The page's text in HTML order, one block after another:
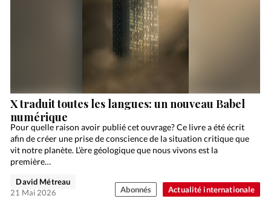
Actualité internationale
X traduit toutes les langues: un nouveau Babel
numérique
Pour quelle raison avoir publié cet ouvrage? Ce livre a été écrit
afin de créer une prise de conscience de la situation critique que
vit notre planète. L’ère géologique que nous vivons est la
première…
David Métreau
21 Mai 2026
Abonnés